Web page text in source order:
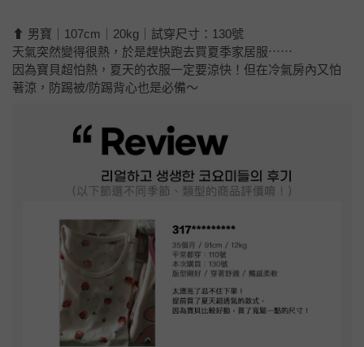
⬆ 男寶｜107cm｜20kg｜試穿尺寸：130號
天氣突然變得很熱，於是趕快跑去買夏季家居服⋯⋯
因為寶貝超怕熱，夏天的衣服一定要涼快！但在冷氣房內又怕
著涼，防踢被/防踢背心也是必備～